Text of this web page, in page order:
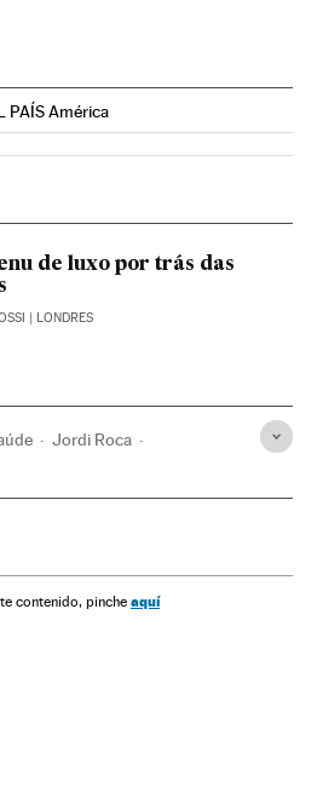
PAÍS América
de luxo por trás das
| LONDRES
Jordi Roca
contenido, pinche aquí